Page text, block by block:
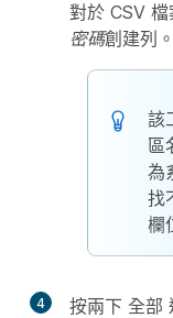
對於 CSV
密碼創建列。
該
區
為
找
欄
4 按兩下 全部